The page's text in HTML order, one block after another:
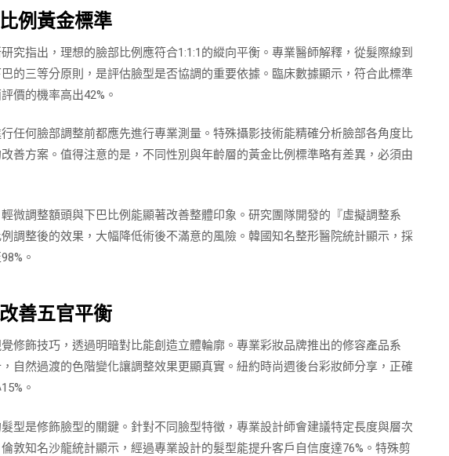
例黃金標準
究指出，理想的臉部比例應符合1:1:1的縱向平衡。專業醫師解釋，從髮際線到
的三等分原則，是評估臉型是否協調的重要依據。臨床數據顯示，符合此標準
價的機率高出42%。
任何臉部調整前都應先進行專業測量。特殊攝影技術能精確分析臉部各角度比
善方案。值得注意的是，不同性別與年齡層的黃金比例標準略有差異，必須由
微調整額頭與下巴比例能顯著改善整體印象。研究團隊開發的『虛擬調整系
調整後的效果，大幅降低術後不滿意的風險。韓國知名整形醫院統計顯示，採
。
善五官平衡
修飾技巧，透過明暗對比能創造立體輪廓。專業彩妝品牌推出的修容產品系
自然過渡的色階變化讓調整效果更顯真實。紐約時尚週後台彩妝師分享，正確
。
型是修飾臉型的關鍵。針對不同臉型特徵，專業設計師會建議特定長度與層次
敦知名沙龍統計顯示，經過專業設計的髮型能提升客戶自信度達76%。特殊剪